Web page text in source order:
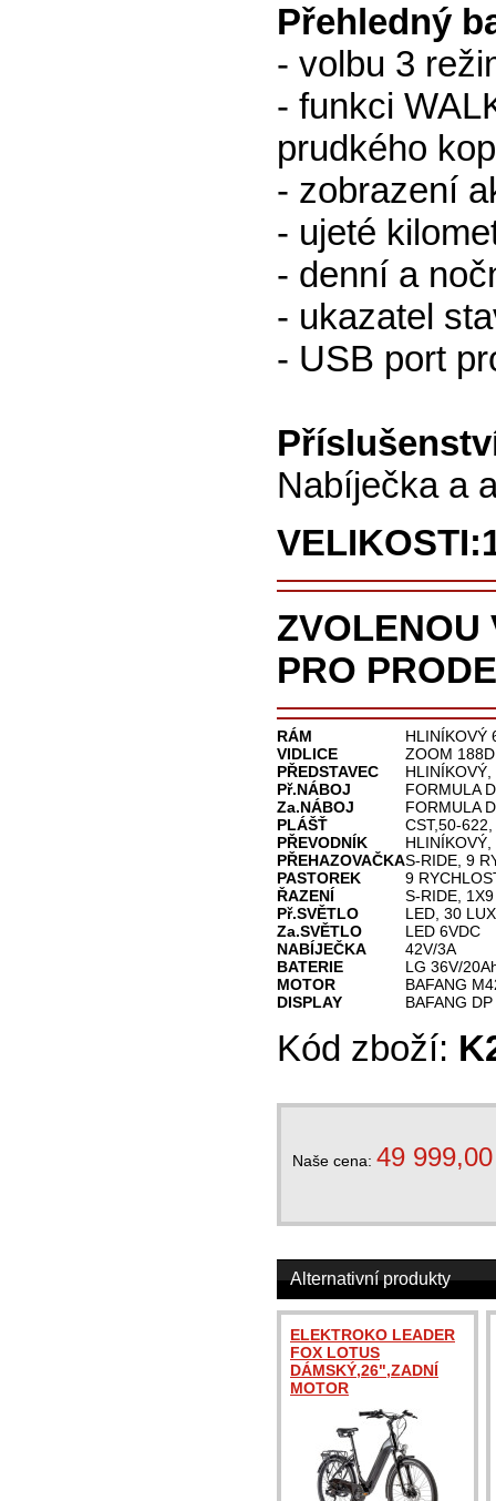
Přehledný
- volbu 3
- funkci
prudkého
- zobrazení
- ujeté
- denní a
- ukazatel
- USB port
Nabíječka a
VELIKOSTI:
ZVOLENOU
PRO
RÁM
HLINÍKOVÝ
VIDLICE
ZOOM
PŘEDSTAVEC
Př.NÁBOJ
FORMULA
Za.NÁBOJ
FORMULA
PLÁŠŤ
CST,50-
PŘEVODNÍK
PŘEHAZOVAČKAS-RIDE, 9
PASTOREK
9
ŘAZENÍ
S-RIDE,
Př.SVĚTLO
LED, 30
Za.SVĚTLO
LED 6VDC
NABÍJEČKA
42V/3A
BATERIE
LG 36V/
MOTOR
BAFANG
DISPLAY
BAFANG
Kód zboží:
Naše cena: 49 999,00
Alternativní produkty
ELEKTROKO LEADER
FOX LOTUS
DÁMSKÝ,26",ZADNÍ
MOTOR